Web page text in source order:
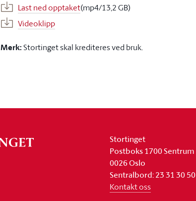
Last ned opptaket(mp4/13,2 GB)
Videoklipp
Merk:Stortinget skal krediteres ved bruk.
Stortinget
Postboks 1700 Sentrum
0026 Oslo
Sentralbord: 23 31 30 50
Kontakt oss